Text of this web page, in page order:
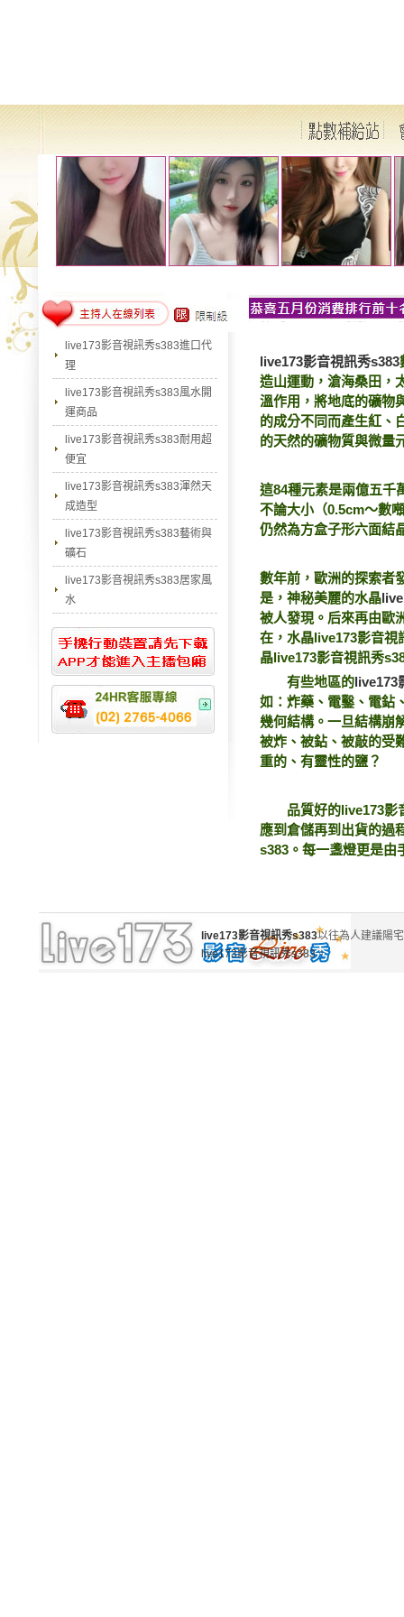
live173影音視訊秀s383進口代
理
live173影音視訊秀s383風水開
運商品
live173影音視訊秀s383耐用超
便宜
live173影音視訊秀s383渾然天
成造型
live173影音視訊秀s383藝術與
礦石
live173影音視訊秀s383居家風
水
live173影音視訊秀s383
造山運動，滄海桑田，
溫作用，將地底的礦物
的成分不同而產生紅、
的天然的礦物質與微量
這84種元素是兩億五千
不論大小（0.5cm～數
仍然為方盒子形六面結
數年前，歐洲的探索者
是，神秘美麗的水晶
被人發現。后來再由歐
在，水晶live173影音視
晶live173影音視訊秀
有些地區的live173
如：炸藥、電鑿、電鉆
幾何結構。一旦結構崩
被炸、被鉆、被敲的受
重的、有靈性的鹽？
品質好的live173影音
應到倉儲再到出貨的過
s383。每一盞燈更是由
live173影音視訊秀s383以往為人建議陽
live173影音視訊秀s383。